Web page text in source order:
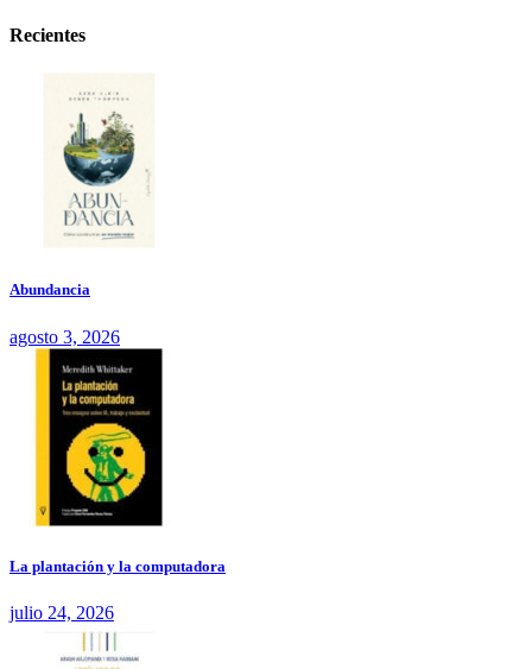
Recientes
Abundancia
agosto 3, 2026
La plantación y la computadora
julio 24, 2026